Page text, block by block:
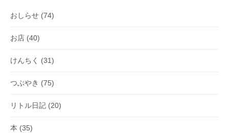
おしらせ (74)
お店 (40)
けんちく (31)
つぶやき (75)
リトル日記 (20)
本 (35)